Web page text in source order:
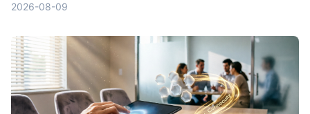
項，把時間留給更重要的事。
2026-08-09